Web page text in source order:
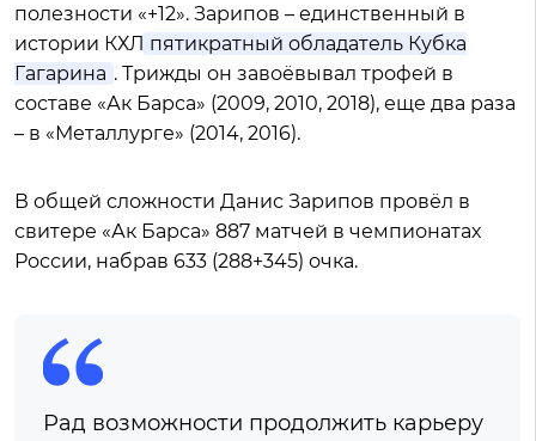
полезности «+12». Зарипов – единственный в
истории КХЛ пятикратный обладатель Кубка
Гагарина . Трижды он завоёвывал трофей в
составе «Ак Барса» (2009, 2010, 2018), еще два раза
– в «Металлурге» (2014, 2016).
В общей сложности Данис Зарипов провёл в
свитере «Ак Барса» 887 матчей в чемпионатах
России, набрав 633 (288+345) очка.
Рад возможности продолжить карьеру